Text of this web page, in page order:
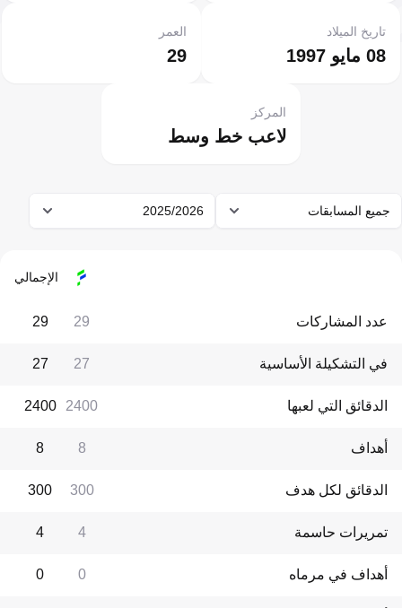
08 مايو 1997
تاريخ الميلاد
29
العمر
لاعب خط وسط
المركز
جميع المسابقات 2025/2026
الإجمالي
عدد المشاركات 29
29
في التشكيلة الأساسية 27
27
الدقائق التي لعبها 2400
2400
أهداف 8
8
الدقائق لكل هدف 300
300
تمريرات حاسمة 4
4
أهداف في مرماه 0
0